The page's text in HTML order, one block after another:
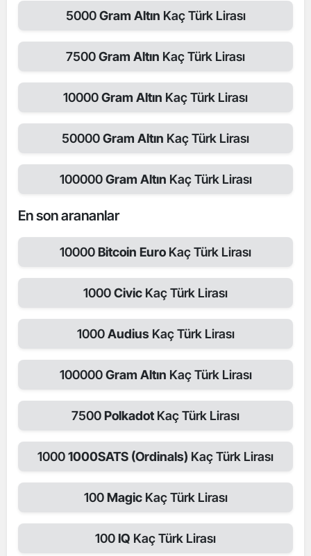
5000Gram Altın Kaç Türk Lirası
7500Gram Altın Kaç Türk Lirası
10000Gram Altın Kaç Türk Lirası
50000Gram Altın Kaç Türk Lirası
100000Gram Altın Kaç Türk Lirası
En son arananlar
10000Bitcoin Euro Kaç Türk Lirası
1000Civic Kaç Türk Lirası
1000Audius Kaç Türk Lirası
100000Gram Altın Kaç Türk Lirası
7500Polkadot Kaç Türk Lirası
10001000SATS (Ordinals) Kaç Türk Lirası
100Magic Kaç Türk Lirası
100IQ Kaç Türk Lirası